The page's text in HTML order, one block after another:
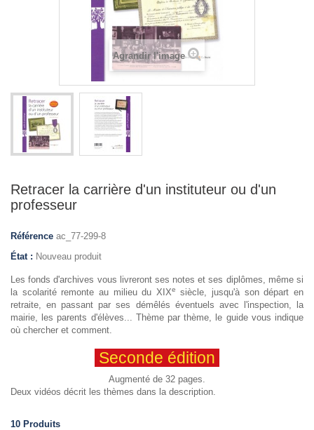
Agrandir l'image
Retracer la carrière d'un instituteur ou d'un
professeur
Référence ac_77-299-8
État : Nouveau produit
Les fonds d'archives vous livreront ses notes et ses diplômes, même si
la scolarité remonte au milieu du XIXe
siècle, jusqu'à son départ en
retraite, en passant par ses démêlés éventuels avec l'inspection, la
mairie, les parents d'élèves... Thème par thème, le guide vous indique
où chercher et comment.
Seconde édition
Augmenté de 32 pages.
Deux vidéos décrit les thèmes dans la description.
10 Produits